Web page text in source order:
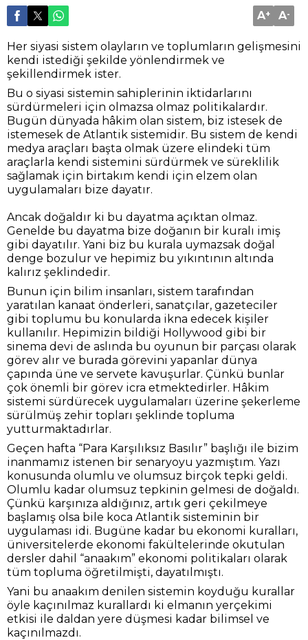
A+ A-
Her siyasi sistem olayların ve toplumların gelişmesini
kendi istediği şekilde yönlendirmek ve
şekillendirmek ister.
Bu o siyasi sistemin sahiplerinin iktidarlarını
sürdürmeleri için olmazsa olmaz politikalardır.
Bugün dünyada hâkim olan sistem, biz istesek de
istemesek de Atlantik sistemidir. Bu sistem de kendi
medya araçları başta olmak üzere elindeki tüm
araçlarla kendi sistemini sürdürmek ve süreklilik
sağlamak için birtakım kendi için elzem olan
uygulamaları bize dayatır.
Ancak doğaldır ki bu dayatma açıktan olmaz.
Genelde bu dayatma bize doğanın bir kuralı imiş
gibi dayatılır. Yani biz bu kurala uymazsak doğal
denge bozulur ve hepimiz bu yıkıntının altında
kalırız şeklindedir.
Bunun için bilim insanları, sistem tarafından
yaratılan kanaat önderleri, sanatçılar, gazeteciler
gibi toplumu bu konularda ikna edecek kişiler
kullanılır. Hepimizin bildiği Hollywood gibi bir
sinema devi de aslında bu oyunun bir parçası olarak
görev alır ve burada görevini yapanlar dünya
çapında üne ve servete kavuşurlar. Çünkü bunlar
çok önemli bir görev icra etmektedirler. Hâkim
sistemi sürdürecek uygulamaları üzerine şekerleme
sürülmüş zehir topları şeklinde topluma
yutturmaktadırlar.
Geçen hafta “Para Karşılıksız Basılır” başlığı ile bizim
inanmamız istenen bir senaryoyu yazmıştım. Yazı
konusunda olumlu ve olumsuz birçok tepki geldi.
Olumlu kadar olumsuz tepkinin gelmesi de doğaldı.
Çünkü karşınıza aldığınız, artık geri çekilmeye
başlamış olsa bile koca Atlantik sisteminin bir
uygulaması idi. Bugüne kadar bu ekonomi kuralları,
üniversitelerde ekonomi fakültelerinde okutulan
dersler dahil “anaakım” ekonomi politikaları olarak
tüm topluma öğretilmişti, dayatılmıştı.
Yani bu anaakım denilen sistemin koyduğu kurallar
öyle kaçınılmaz kurallardı ki elmanın yerçekimi
etkisi ile daldan yere düşmesi kadar bilimsel ve
kaçınılmazdı.